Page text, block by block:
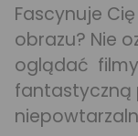
Fascynuje
obrazu? Nie
oglądać filmy
fantastyczną